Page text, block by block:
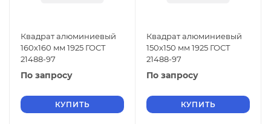
Квадрат алюминиевый
160х160 мм 1925 ГОСТ
21488-97
По запросу
КУПИТЬ
Квадрат алюминиевый
150х150 мм 1925 ГОСТ
21488-97
По запросу
КУПИТЬ